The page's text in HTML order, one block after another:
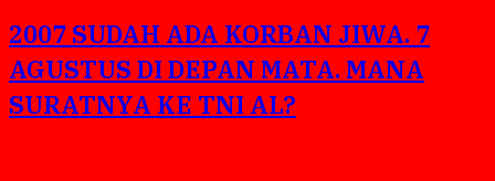
2007 SUDAH ADA KORBAN JIWA. 7
AGUSTUS DI DEPAN MATA. MANA
SURATNYA KE TNI AL?